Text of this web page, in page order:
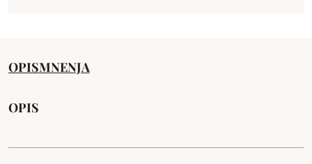
OPISMNENJA
OPIS